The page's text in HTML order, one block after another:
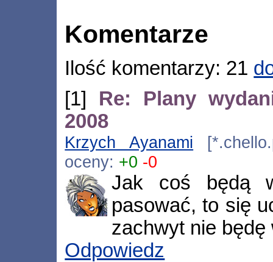
Komentarze
Ilość komentarzy: 21
[1] Re: Plany
2008
Krzych Ayanami
oceny: +0 -0
Jak coś będą
pasować, to się
zachwyt nie będę
Odpowiedz